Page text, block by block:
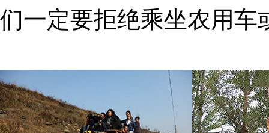
们一定要拒绝乘坐农用车